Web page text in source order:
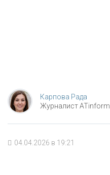
Карпова Рада
Журналист ATinform
04.04.2026 в 19:21